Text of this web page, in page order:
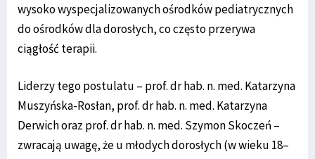
wysoko wyspecjalizowanych ośrodków pediatrycznych
do ośrodków dla dorosłych, co często przerywa
ciągłość terapii.
Liderzy tego postulatu – prof. dr hab. n. med. Katarzyna
Muszyńska-Rosłan, prof. dr hab. n. med. Katarzyna
Derwich oraz prof. dr hab. n. med. Szymon Skoczeń –
zwracają uwagę, że u młodych dorosłych (w wieku 18–